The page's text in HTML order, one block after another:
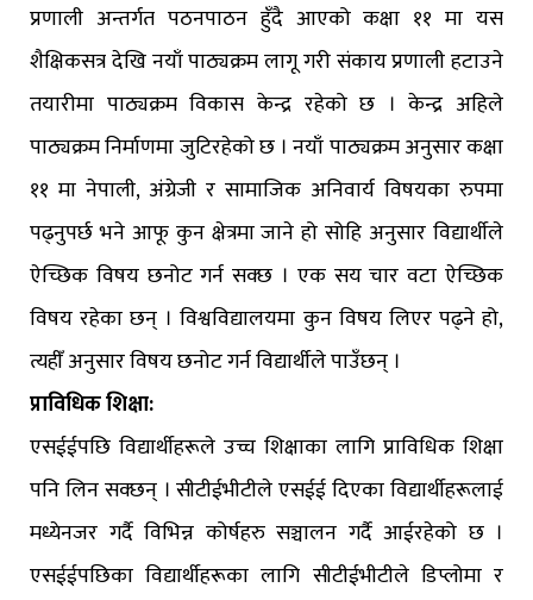
प्रणाली अन्तर्गत पठनपाठन हुँदै आएको कक्षा ११ मा यस
शैक्षिकसत्र देखि नयाँ पाठ्यक्रम लागू गरी संकाय प्रणाली हटाउने
तयारीमा पाठ्यक्रम विकास केन्द्र रहेको छ । केन्द्र अहिले
पाठ्यक्रम निर्माणमा जुटिरहेको छ । नयाँ पाठ्यक्रम अनुसार कक्षा
११ मा नेपाली, अंग्रेजी र सामाजिक अनिवार्य विषयका रुपमा
पढ्नुपर्छ भने आफू कुन क्षेत्रमा जाने हो सोहि अनुसार विद्यार्थीले
ऐच्छिक विषय छनोट गर्न सक्छ । एक सय चार वटा ऐच्छिक
विषय रहेका छन् । विश्वविद्यालयमा कुन विषय लिएर पढ्ने हो,
त्यहीँ अनुसार विषय छनोट गर्न विद्यार्थीले पाउँछन् ।
प्राविधिक शिक्षा:
एसईईपछि विद्यार्थीहरूले उच्च शिक्षाका लागि प्राविधिक शिक्षा
पनि लिन सक्छन् । सीटीईभीटीले एसईई दिएका विद्यार्थीहरूलाई
मध्येनजर गर्दै विभिन्न कोर्षहरु सञ्चालन गर्दै आईरहेको छ ।
एसईईपछिका विद्यार्थीहरूका लागि सीटीईभीटीले डिप्लोमा र